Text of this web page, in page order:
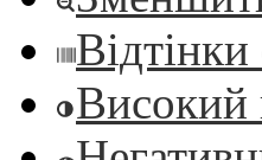
Відтінки
Високий